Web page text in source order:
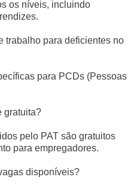
os níveis, incluindo
trabalho para deficientes no
para PCDs (Pessoas
gratuita?
pelo PAT são gratuitos
para empregadores.
disponíveis?